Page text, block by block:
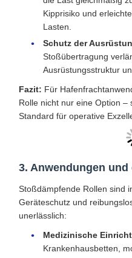
Kipprisiko und
Lasten.
Schutz der
Stoßübertragung
Ausrüstungsstruktur
Fazit: Für
Rolle nicht nur eine Option –
Standard für operative
3. Anwendungen
Stoßdämpfende Rollen sind
Geräteschutz und
unerlässlich:
Medizinische
Krankenhausbetten,